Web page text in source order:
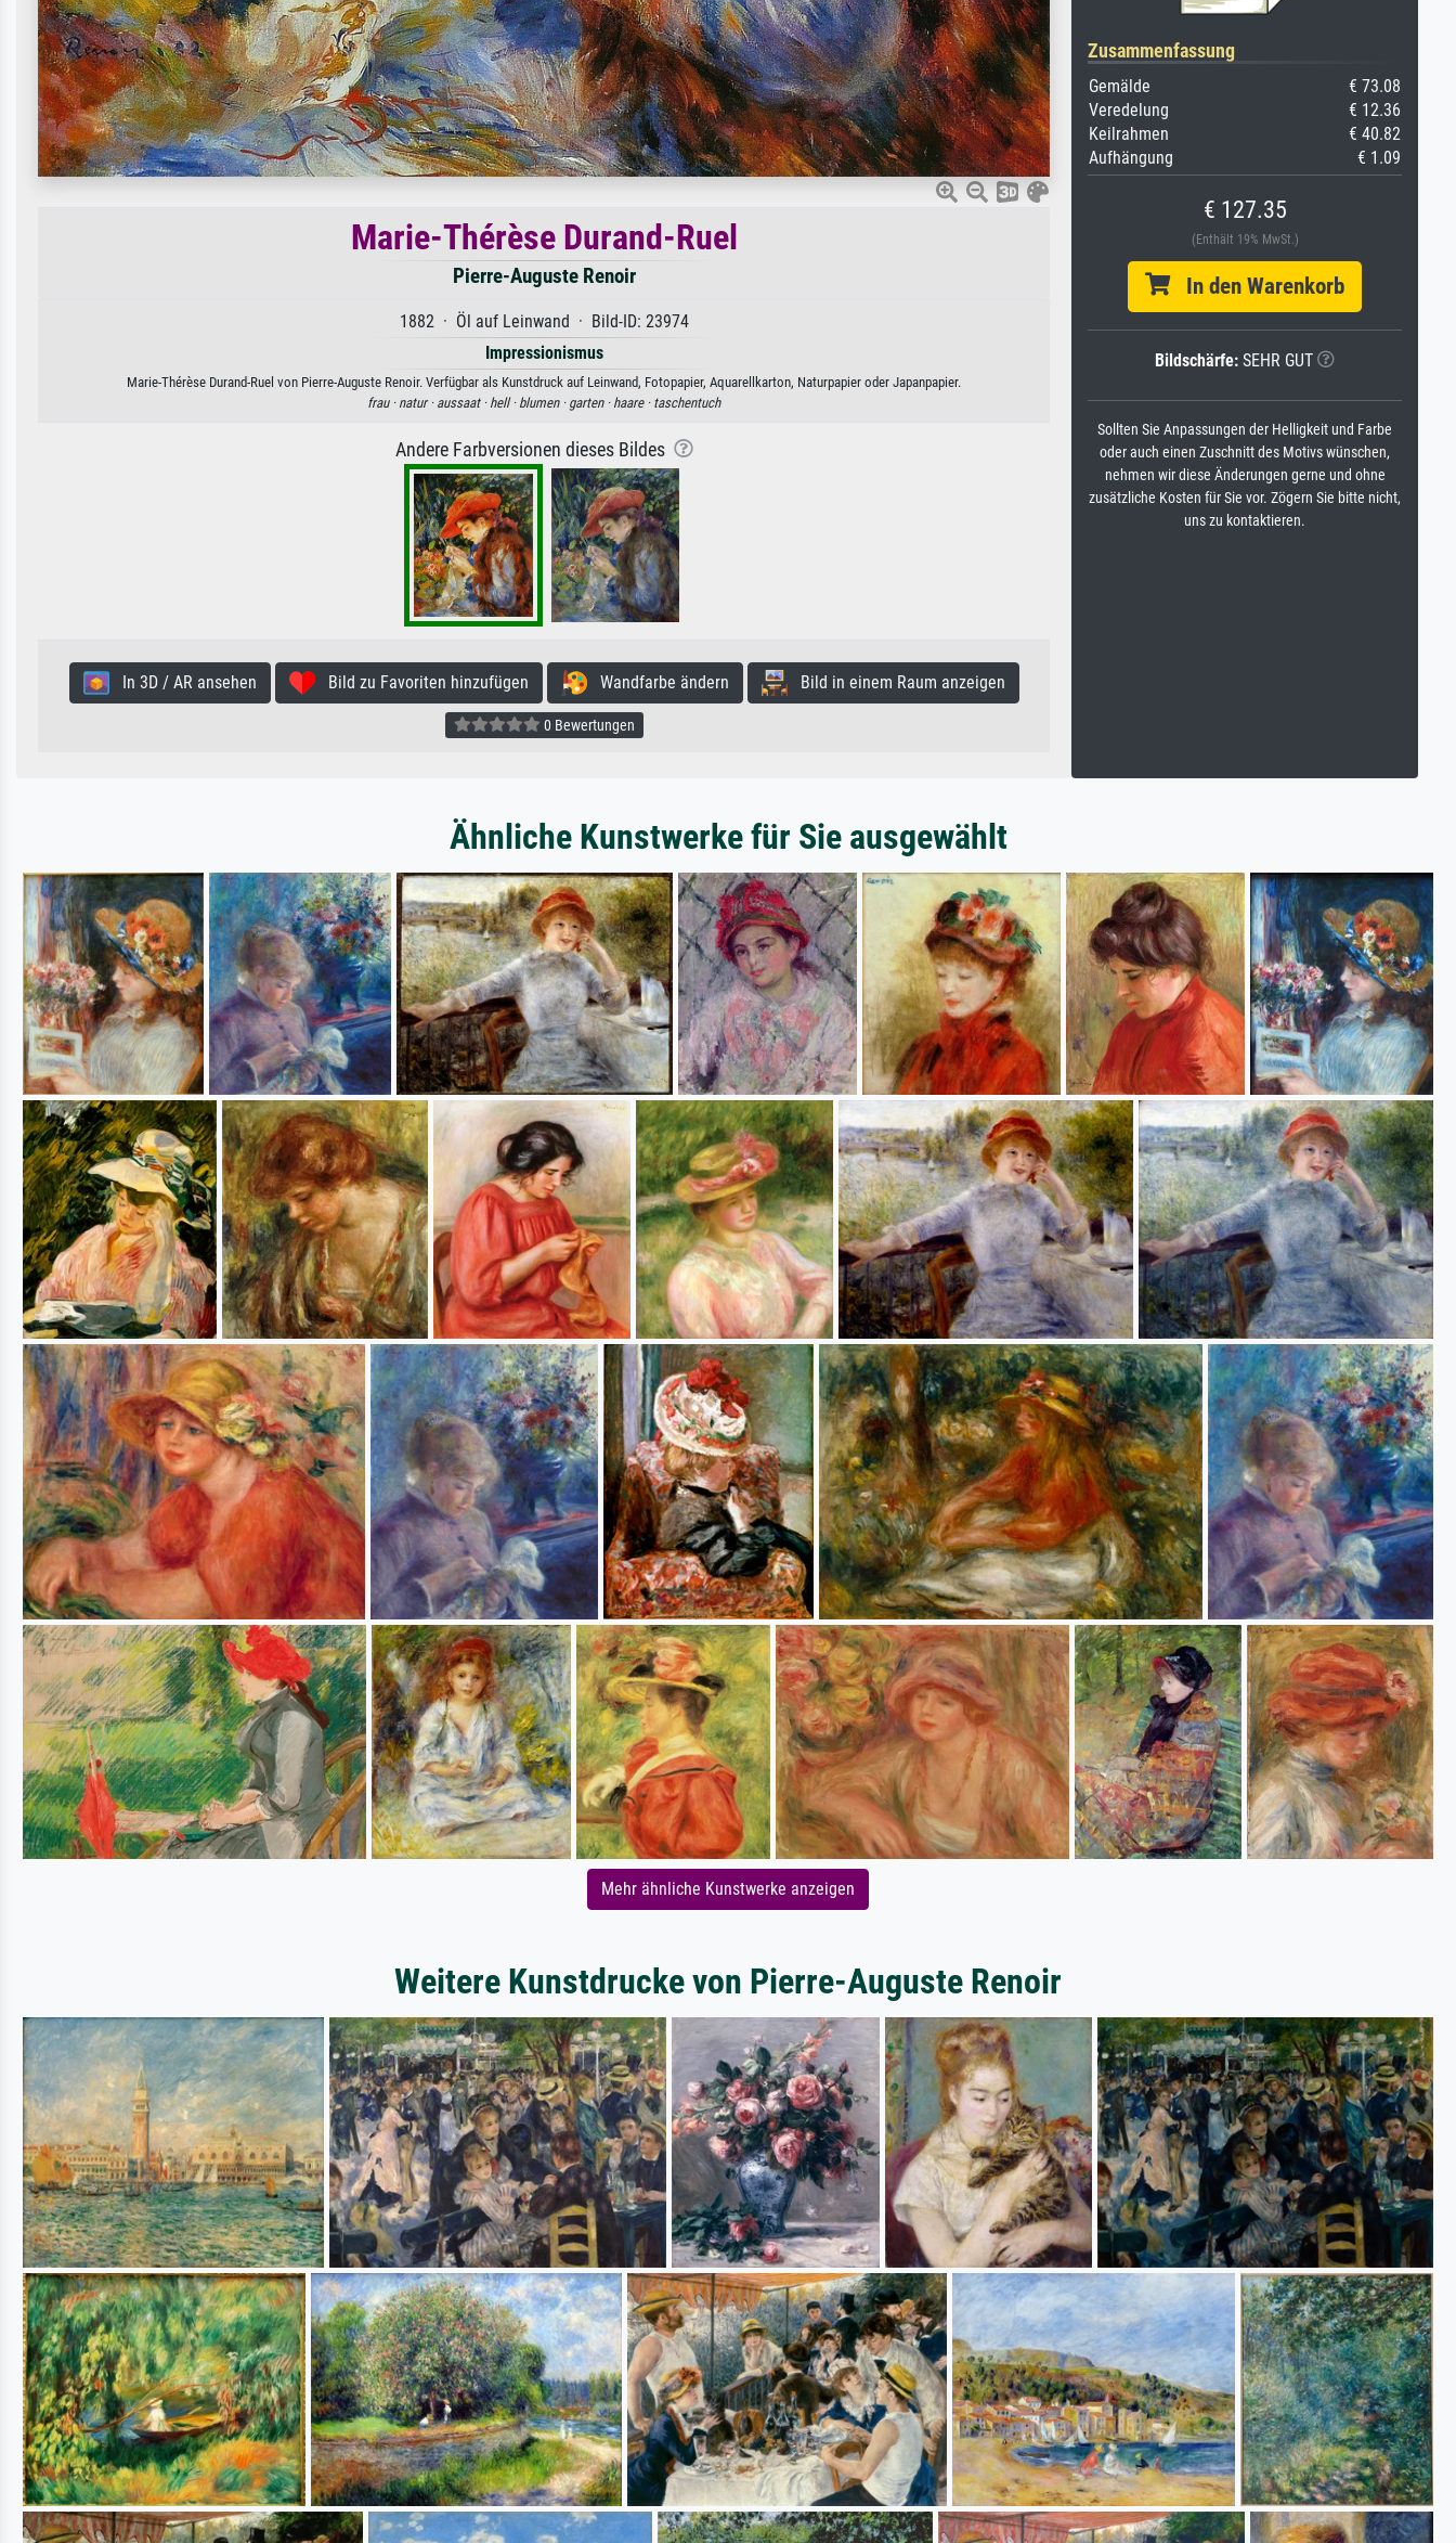
Marie-Thérèse Durand-Ruel
Pierre-Auguste Renoir
1882 · Öl auf Leinwand · Bild-ID: 23974
Impressionismus
Marie-Thérèse Durand-Ruel von Pierre-Auguste Renoir. Verfügbar als Kunstdruck auf Leinwand, Fotopapier, Aquarellkarton, Naturpapier oder Japanpapier.
frau · natur · aussaat · hell · blumen · garten · haare · taschentuch
Andere Farbversionen dieses Bildes
In 3D / AR ansehen Bild zu Favoriten hinzufügen Wandfarbe ändern Bild in einem Raum anzeigen
0 Bewertungen
Zusammenfassung
Gemälde
€ 73.08
Veredelung
€ 12.36
Keilrahmen
€ 40.82
Aufhängung
€ 1.09
€ 127.35
(Enthält 19% MwSt.)
In den Warenkorb
Bildschärfe: SEHR GUT
Sollten Sie Anpassungen der Helligkeit und Farbe
oder auch einen Zuschnitt des Motivs wünschen,
nehmen wir diese Änderungen gerne und ohne
zusätzliche Kosten für Sie vor. Zögern Sie bitte nicht,
uns zu kontaktieren.
Ähnliche Kunstwerke für Sie ausgewählt
Mehr ähnliche Kunstwerke anzeigen
Weitere Kunstdrucke von Pierre-Auguste Renoir